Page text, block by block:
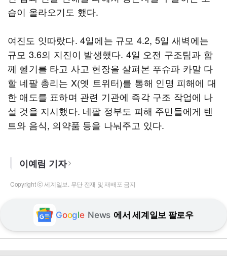
습이 올라오기도 했다.
여진도 잇따랐다. 4일에는 규모 4.2, 5일 새벽에는
규모 3.6의 지진이 발생했다. 4일 오전 구조팀과 함
께 헬기를 타고 사고 현장을 살펴본 푸슈파 카말 다
할 네팔 총리는 X(옛 트위터)를 통해 인명 피해에 대
한 애도를 표하며 관련 기관에 즉각 구조 작업에 나
설 것을 지시했다. 네팔 정부도 피해 주민들에게 텐
트와 음식, 의약품 등을 나눠주고 있다.
이예림 기자
Copyright ⓒ 세계일보. 무단 전재 및 재배포 금지
Google News 에서 세계일보 팔로우